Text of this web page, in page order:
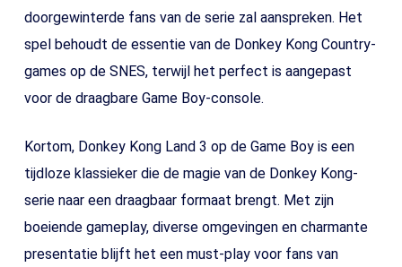
doorgewinterde fans van de serie zal aanspreken. Het
spel behoudt de essentie van de Donkey Kong Country-
games op de SNES, terwijl het perfect is aangepast
voor de draagbare Game Boy-console.
Kortom, Donkey Kong Land 3 op de Game Boy is een
tijdloze klassieker die de magie van de Donkey Kong-
serie naar een draagbaar formaat brengt. Met zijn
boeiende gameplay, diverse omgevingen en charmante
presentatie blijft het een must-play voor fans van